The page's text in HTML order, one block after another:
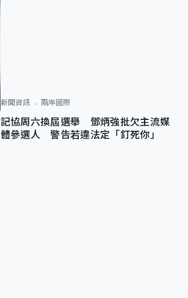
新聞資訊 兩岸國際
記協周六換屆選舉 鄧炳強批欠主流媒
體參選人 警告若違法定「釘死你」